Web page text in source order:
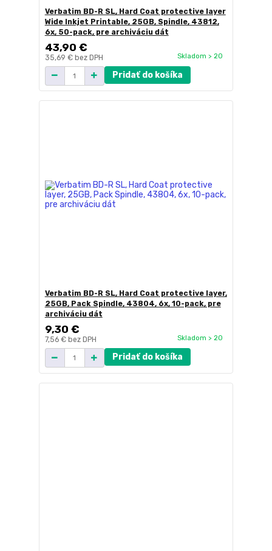
Verbatim BD-R SL, Hard Coat protective layer
Wide Inkjet Printable, 25GB, Spindle, 43812,
6x, 50-pack, pre archiváciu dát
43,90 €
35,69 € bez DPH Skladom > 20
Pridať do košíka
Verbatim BD-R SL, Hard Coat protective layer,
25GB, Pack Spindle, 43804, 6x, 10-pack, pre
archiváciu dát
9,30 €
7,56 € bez DPH Skladom > 20
Pridať do košíka